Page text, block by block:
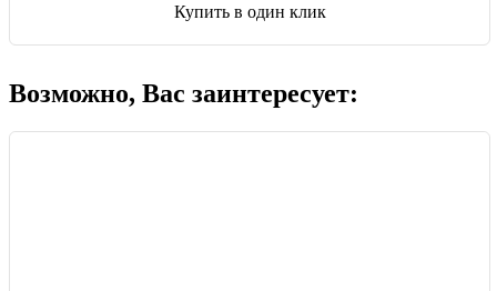
Купить в один клик
Возможно, Вас заинтересует: